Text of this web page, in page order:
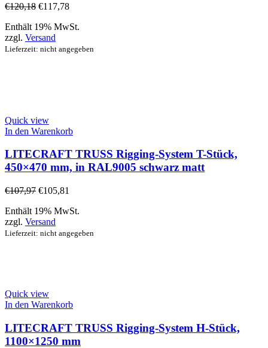
€120,18 €117,78
Enthält 19% MwSt.
zzgl. Versand
Lieferzeit: nicht angegeben
Quick view
In den Warenkorb
LITECRAFT TRUSS Rigging-System T-Stück,
450×470 mm, in RAL9005 schwarz matt
€107,97 €105,81
Enthält 19% MwSt.
zzgl. Versand
Lieferzeit: nicht angegeben
Quick view
In den Warenkorb
LITECRAFT TRUSS Rigging-System H-Stück,
1100×1250 mm